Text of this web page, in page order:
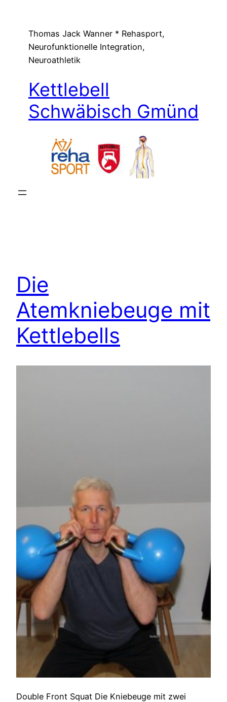
springenThomas Jack Wanner * Rehasport,
Neurofunktionelle Integration,
Neuroathletik
Kettlebell
Schwäbisch Gmünd
Die
Atemkniebeuge mit
Kettlebells
Double Front Squat Die Kniebeuge mit zwei